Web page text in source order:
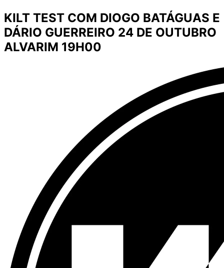
KILT TEST COM DIOGO BATÁGUAS E
DÁRIO GUERREIRO 24 DE OUTUBRO
ALVARIM 19H00